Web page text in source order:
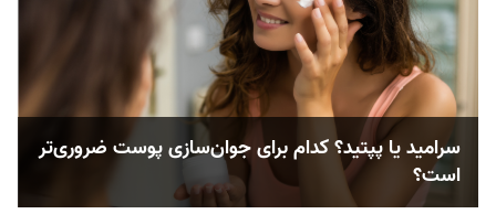
سرامید یا پپتید؟ کدام‌‌ برای جوان‌سازی پوست ضروری‌تر
است؟